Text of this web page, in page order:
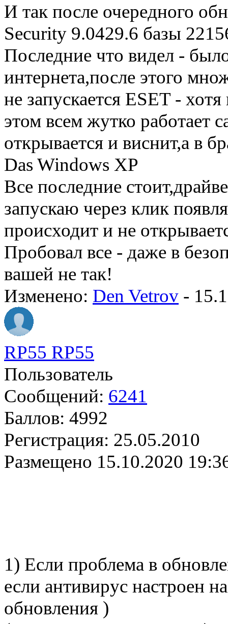
И так после очередного
Security 9.0429.6 базы
Последние что видел -
интернета,после этого
не запускается ESET -
этом всем жутко работает
открывается и виснит,а в
Das Windows XP
Все последние
запускаю через клик
происходит и не
Пробовал все - даже в
вашей не так!
Изменено: Den Vetrov -
RP55 RP55
Пользователь
Сообщений: 6241
Баллов: 4992
Регистрация: 25.05.2010
Размещено 15.10.2020
1) Если проблема в
если антивирус настроен
обновления )